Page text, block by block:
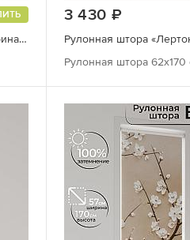
Рулонная штора «Артионт - 383 - ширина 52 см»
3 430
Рулонная штора 62х170